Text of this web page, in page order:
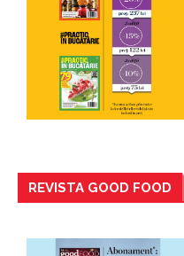
REVISTA GOOD FOOD